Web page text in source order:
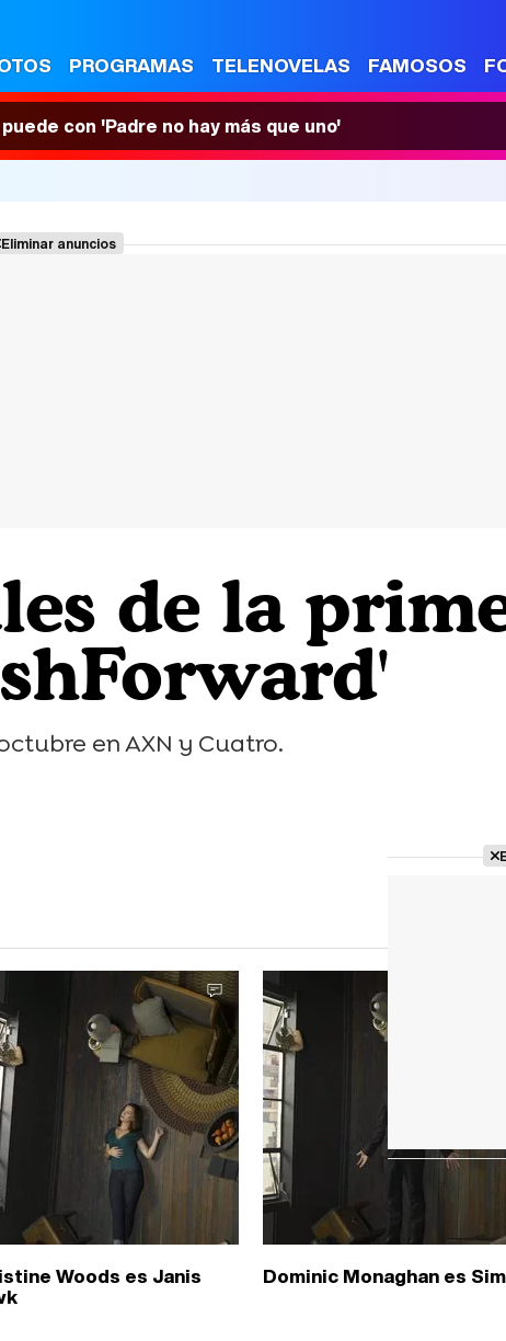
PROGRAMAS TELENOVELAS FAMOSOS
con 'Padre no hay más que uno'
Eliminar anuncios
de la
en AXN y Cuatro.
Woods es Janis Dominic Monaghan es